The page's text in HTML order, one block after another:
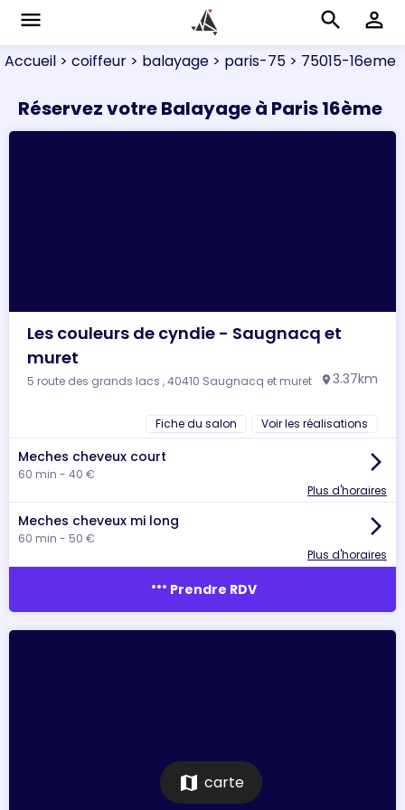
menu search perm_identity
Accueil > coiffeur > balayage > paris-75 > 75015-16eme
Réservez votre Balayage à Paris 16ème
Les couleurs de cyndie - Saugnacq et
muret
5 route des grands lacs , 40410 Saugnacq et muret location_on 3.37km
Fiche du salon Voir les réalisations
Meches cheveux court
60 min - 40 €
arrow_forward_ios
Plus d'horaires
Meches cheveux mi long
60 min - 50 €
arrow_forward_ios
Plus d'horaires
more_horiz Prendre RDV
map carte